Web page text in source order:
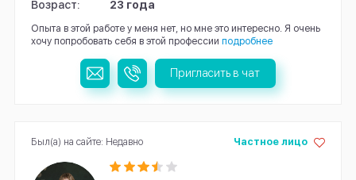
Возраст:
23 года
Опыта в этой работе у меня нет, но мне это интересно. Я очень
хочу попробовать себя в этой профессии подробнее
Пригласить в чат
Частное лицо
Был(а) на сайте: Недавно